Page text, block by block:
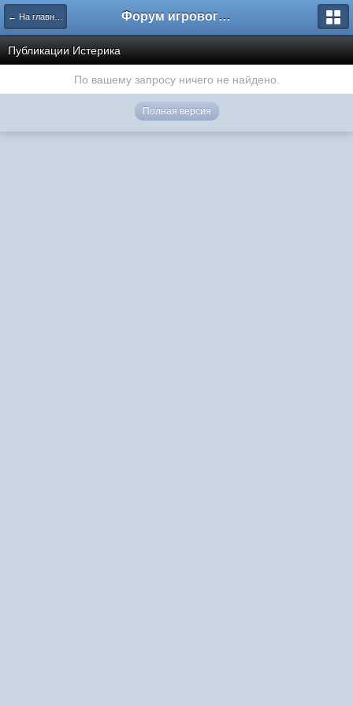
← На главную Форум игрового проекта Riverrise
Публикации Истерика
По вашему запросу ничего не найдено.
Полная версия